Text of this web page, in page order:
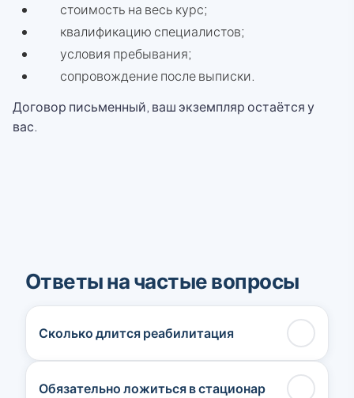
стоимость на весь курс;
квалификацию специалистов;
условия пребывания;
сопровождение после выписки.
Договор письменный, ваш экземпляр остаётся у
вас.
Ответы на частые вопросы
Сколько длится реабилитация
Обязательно ложиться в стационар